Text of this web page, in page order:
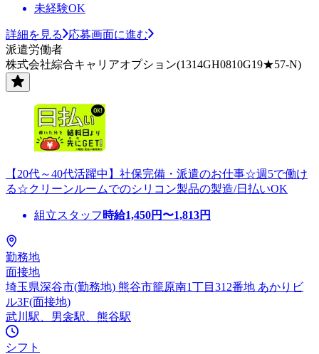
未経験OK
詳細を見る
応募画面に進む
派遣労働者
株式会社綜合キャリアオプション(1314GH0810G19★57-N)
【20代～40代活躍中】社保完備・派遣のお仕事☆週5で働け
る☆クリーンルームでのシリコン製品の製造/日払いOK
組立スタッフ 時給1,450円〜1,813円
勤務地
面接地
埼玉県深谷市(勤務地) 熊谷市籠原南1丁目312番地 あかりビ
ル3F(面接地)
武川駅、男衾駅、熊谷駅
シフト